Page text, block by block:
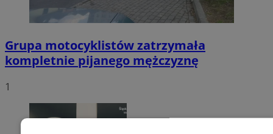
Grupa motocyklistów zatrzymała
kompletnie pijanego mężczyznę
1